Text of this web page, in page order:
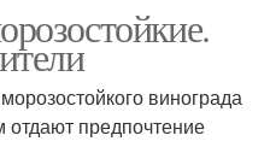
Болезнестойкий сорт
винограда
отдают предпочтение